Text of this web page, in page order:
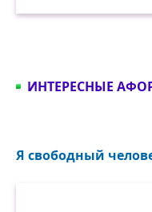
ИНТЕРЕСНЫЕ
Я свободный